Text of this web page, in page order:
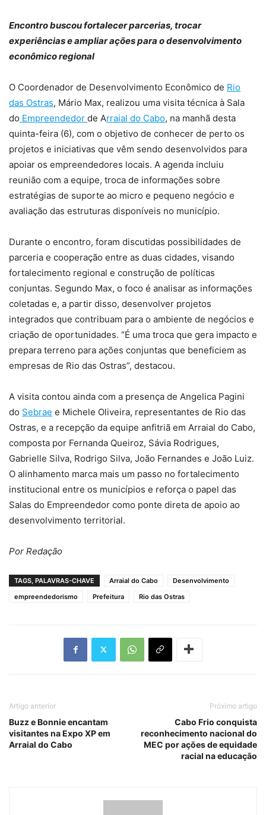
Encontro buscou fortalecer parcerias, trocar
experiências e ampliar ações para o desenvolvimento
econômico regional
O Coordenador de Desenvolvimento Econômico de Rio
das Ostras, Mário Max, realizou uma visita técnica à Sala
do Empreendedor de Arraial do Cabo, na manhã desta
quinta-feira (6), com o objetivo de conhecer de perto os
projetos e iniciativas que vêm sendo desenvolvidos para
apoiar os empreendedores locais. A agenda incluiu
reunião com a equipe, troca de informações sobre
estratégias de suporte ao micro e pequeno negócio e
avaliação das estruturas disponíveis no município.
Durante o encontro, foram discutidas possibilidades de
parceria e cooperação entre as duas cidades, visando
fortalecimento regional e construção de políticas
conjuntas. Segundo Max, o foco é analisar as informações
coletadas e, a partir disso, desenvolver projetos
integrados que contribuam para o ambiente de negócios e
criação de oportunidades. “É uma troca que gera impacto e
prepara terreno para ações conjuntas que beneficiem as
empresas de Rio das Ostras”, destacou.
A visita contou ainda com a presença de Angelica Pagini
do Sebrae e Michele Oliveira, representantes de Rio das
Ostras, e a recepção da equipe anfitriã em Arraial do Cabo,
composta por Fernanda Queiroz, Sávia Rodrigues,
Gabrielle Silva, Rodrigo Silva, João Fernandes e João Luiz.
O alinhamento marca mais um passo no fortalecimento
institucional entre os municípios e reforça o papel das
Salas do Empreendedor como ponte direta de apoio ao
desenvolvimento territorial.
Por Redação
TAGS, PALAVRAS-CHAVE Arraial do Cabo
Desenvolvimento
empreendedorismo
Prefeitura Rio das Ostras
Artigo anterior
Buzz e Bonnie encantam
visitantes na Expo XP em
Arraial do Cabo
Próximo artigo
Cabo Frio conquista
reconhecimento nacional do
MEC por ações de equidade
racial na educação